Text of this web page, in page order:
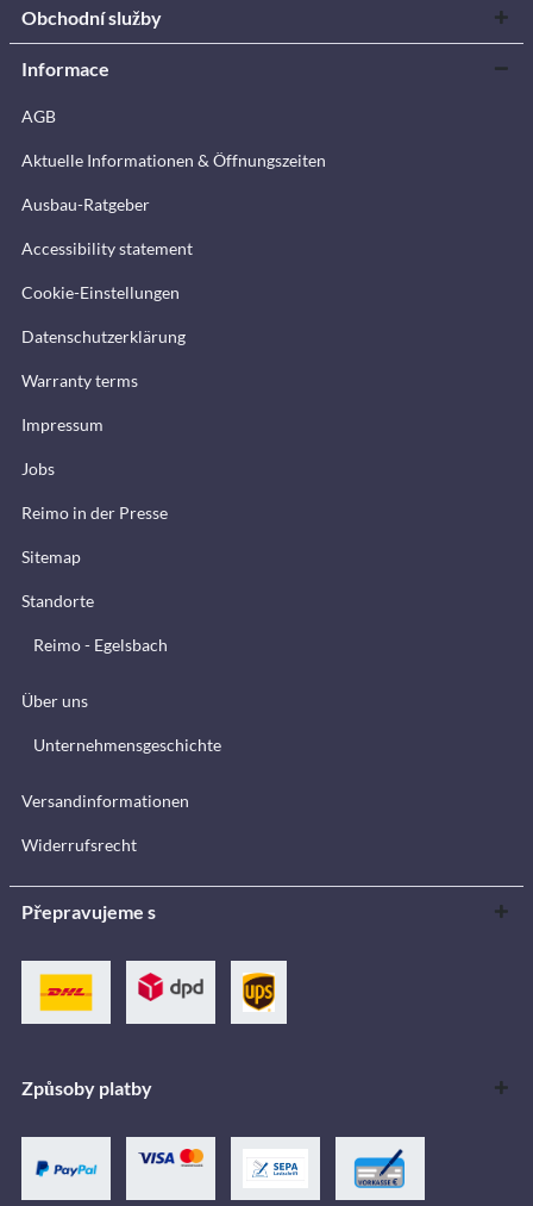
Obchodní služby
Informace
AGB
Aktuelle Informationen & Öffnungszeiten
Ausbau-Ratgeber
Accessibility statement
Cookie-Einstellungen
Datenschutzerklärung
Warranty terms
Impressum
Jobs
Reimo in der Presse
Sitemap
Standorte
Reimo - Egelsbach
Über uns
Unternehmensgeschichte
Versandinformationen
Widerrufsrecht
Přepravujeme s
Způsoby platby